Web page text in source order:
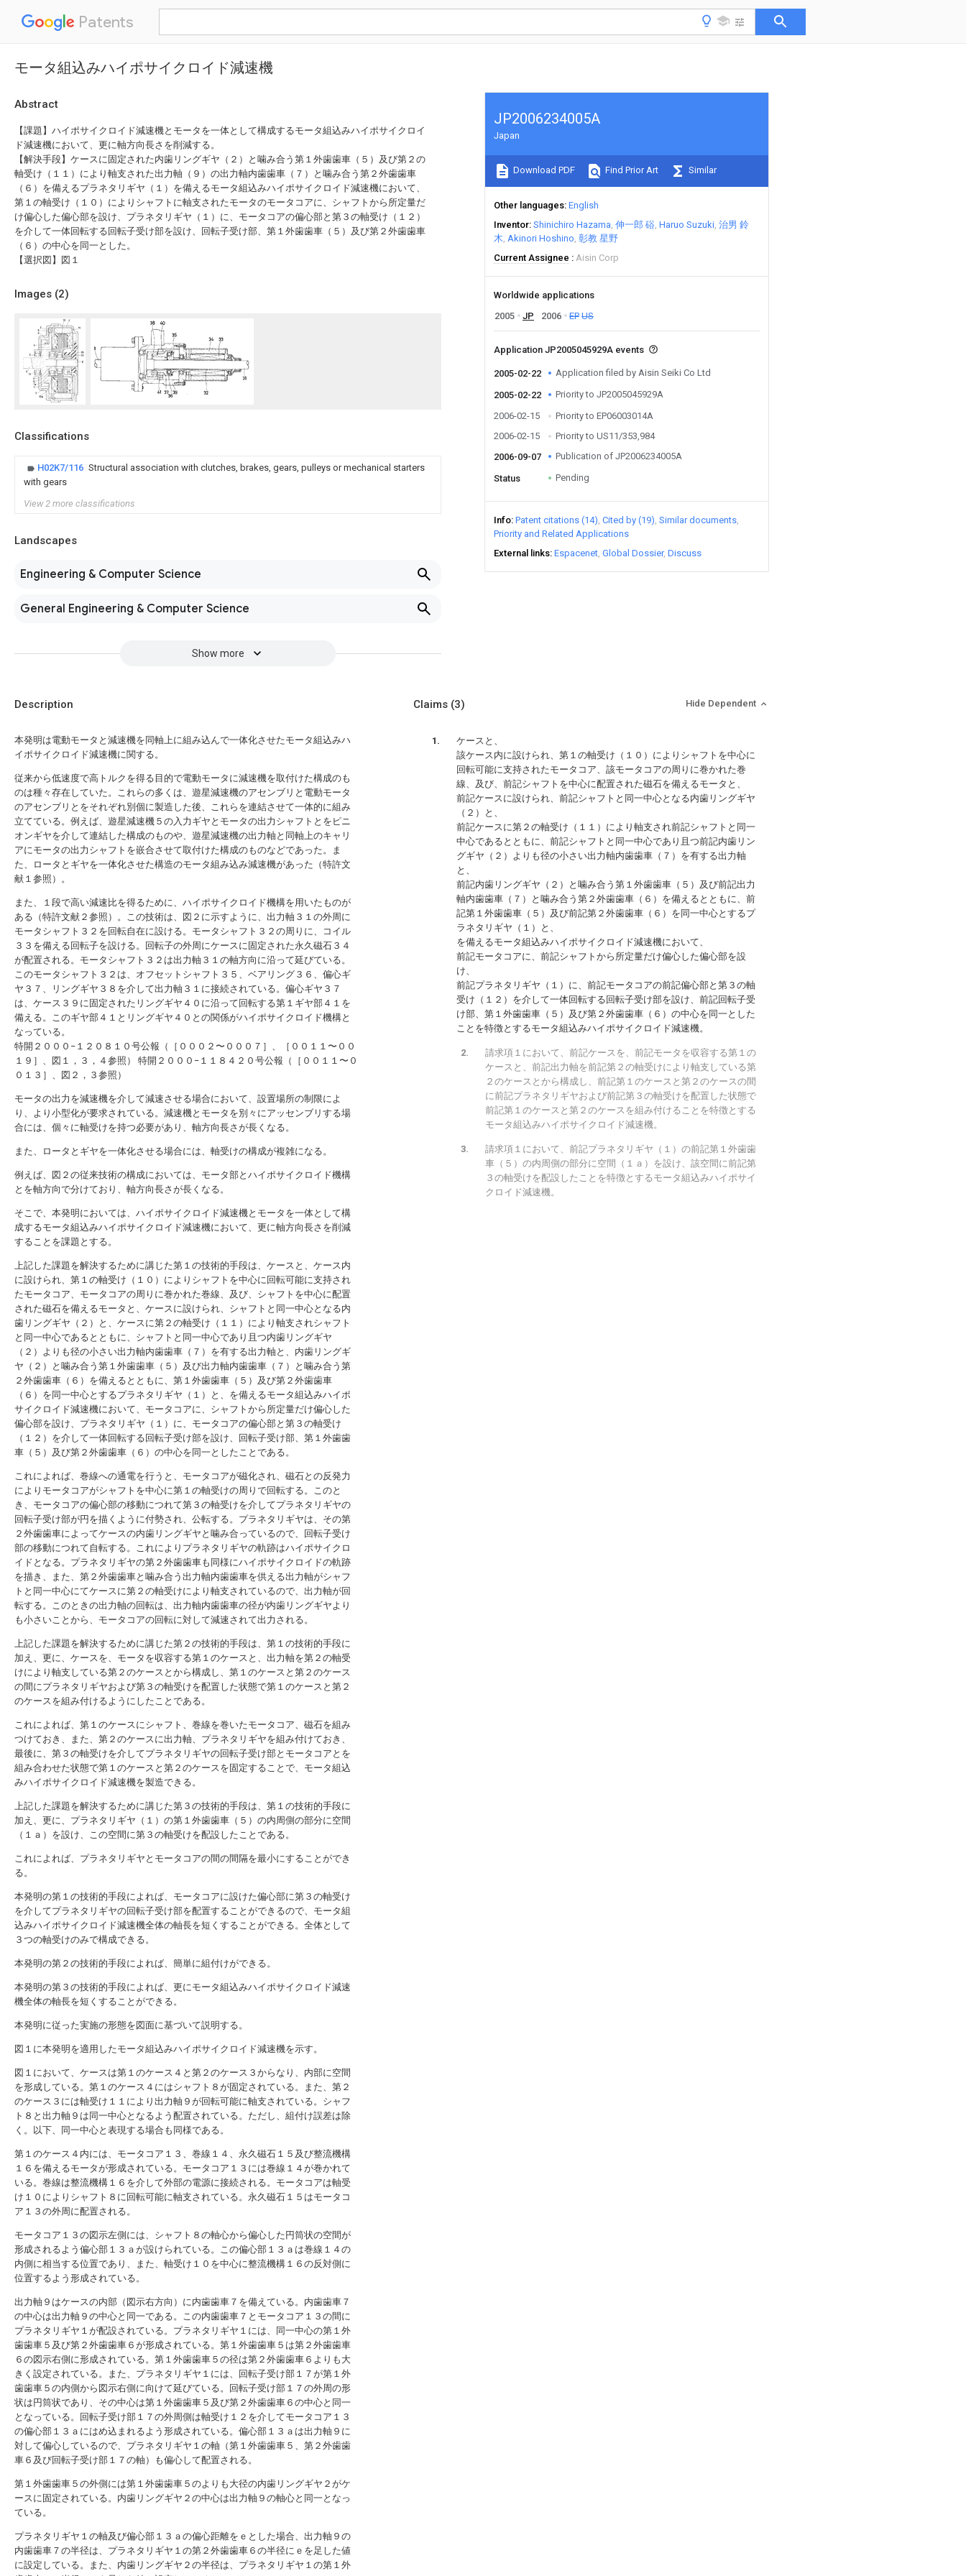
Patents
モータ組込みハイポサイクロイド減速機
Abstract
【課題】ハイポサイクロイド減速機とモータを一体として構成するモータ組込みハイポサイクロイ
ド減速機において、更に軸方向長さを削減する。
【解決手段】ケースに固定された内歯リングギヤ（２）と噛み合う第１外歯歯車（５）及び第２の
軸受け（１１）により軸支された出力軸（９）の出力軸内歯歯車（７）と噛み合う第２外歯歯車
（６）を備えるプラネタリギヤ（１）を備えるモータ組込みハイポサイクロイド減速機において、
第１の軸受け（１０）によりシャフトに軸支されたモータのモータコアに、シャフトから所定量だ
け偏心した偏心部を設け、プラネタリギヤ（１）に、モータコアの偏心部と第３の軸受け（１２）
を介して一体回転する回転子受け部を設け、回転子受け部、第１外歯歯車（５）及び第２外歯歯車
（６）の中心を同一とした。
【選択図】図１
Images (2)
Classifications
H02K7/116 Structural association with clutches, brakes, gears, pulleys or mechanical starters
with gears
View 2 more classifications
Landscapes
Engineering & Computer Science
General Engineering & Computer Science
Show more
JP2006234005A
Japan
Download PDF Find Prior Art Similar
Other languages English
Inventor Shinichiro Hazama 伸一郎 硲 Haruo Suzuki 治男 鈴
木 Akinori Hoshino 彰教 星野
Current Assignee
Aisin Corp
Worldwide applications
2005
JP 2006 EP US
Application JP2005045929A events
2005-02-22 Application filed by Aisin Seiki Co Ltd
2005-02-22
Priority to JP2005045929A
2006-02-15
Priority to EP06003014A
2006-02-15
Priority to US11/353,984
2006-09-07
Publication of JP2006234005A
Status Pending
Info Patent citations (14) Cited by (19) Similar documents
Priority and Related Applications
External links Espacenet Global Dossier Discuss
Description
本発明は電動モータと減速機を同軸上に組み込んで一体化させたモータ組込みハ
イポサイクロイド減速機に関する。
従来から低速度で高トルクを得る目的で電動モータに減速機を取付けた構成のも
のは種々存在していた。これらの多くは、遊星減速機のアセンブリと電動モータ
のアセンブリとをそれぞれ別個に製造した後、これらを連結させて一体的に組み
立てている。例えば、遊星減速機５の入力ギヤとモータの出力シャフトとをピニ
オンギヤを介して連結した構成のものや、遊星減速機の出力軸と同軸上のキャリ
アにモータの出力シャフトを嵌合させて取付けた構成のものなどであった。ま
た、ロータとギヤを一体化させた構造のモータ組み込み減速機があった（特許文
献１参照）。
また、１段で高い減速比を得るために、ハイポサイクロイド機構を用いたものが
ある（特許文献２参照）。この技術は、図２に示すように、出力軸３１の外周に
モータシャフト３２を回転自在に設ける。モータシャフト３２の周りに、コイル
３３を備える回転子を設ける。回転子の外周にケースに固定された永久磁石３４
が配置される。モータシャフト３２は出力軸３１の軸方向に沿って延びている。
このモータシャフト３２は、オフセットシャフト３５、ベアリング３６、偏心ギ
ヤ３７、リングギヤ３８を介して出力軸３１に接続されている。偏心ギヤ３７
は、ケース３９に固定されたリングギヤ４０に沿って回転する第１ギヤ部４１を
備える。このギヤ部４１とリングギヤ４０との関係がハイポサイクロイド機構と
なっている。
特開２０００−１２０８１０号公報（［０００２〜０００７］、［００１１〜００
１９］、図１，３，４参照）
特開２０００−１１８４２０号公報（［００１１〜０
０１３］、図２，３参照）
モータの出力を減速機を介して減速させる場合において、設置場所の制限によ
り、より小型化が要求されている。減速機とモータを別々にアッセンブリする場
合には、個々に軸受けを持つ必要があり、軸方向長さが長くなる。
また、ロータとギヤを一体化させる場合には、軸受けの構成が複雑になる。
例えば、図２の従来技術の構成においては、モータ部とハイポサイクロイド機構
とを軸方向で分けており、軸方向長さが長くなる。
そこで、本発明においては、ハイポサイクロイド減速機とモータを一体として構
成するモータ組込みハイポサイクロイド減速機において、更に軸方向長さを削減
することを課題とする。
上記した課題を解決するために講じた第１の技術的手段は、ケースと、ケース内
に設けられ、第１の軸受け（１０）によりシャフトを中心に回転可能に支持され
たモータコア、モータコアの周りに巻かれた巻線、及び、シャフトを中心に配置
された磁石を備えるモータと、ケースに設けられ、シャフトと同一中心となる内
歯リングギヤ（２）と、ケースに第２の軸受け（１１）により軸支されシャフト
と同一中心であるとともに、シャフトと同一中心であり且つ内歯リングギヤ
（２）よりも径の小さい出力軸内歯歯車（７）を有する出力軸と、内歯リングギ
ヤ（２）と噛み合う第１外歯歯車（５）及び出力軸内歯歯車（７）と噛み合う第
２外歯歯車（６）を備えるとともに、第１外歯歯車（５）及び第２外歯歯車
（６）を同一中心とするプラネタリギヤ（１）と、を備えるモータ組込みハイポ
サイクロイド減速機において、モータコアに、シャフトから所定量だけ偏心した
偏心部を設け、プラネタリギヤ（１）に、モータコアの偏心部と第３の軸受け
（１２）を介して一体回転する回転子受け部を設け、回転子受け部、第１外歯歯
車（５）及び第２外歯歯車（６）の中心を同一としたことである。
これによれば、巻線への通電を行うと、モータコアが磁化され、磁石との反発力
によりモータコアがシャフトを中心に第１の軸受けの周りで回転する。このと
き、モータコアの偏心部の移動につれて第３の軸受けを介してプラネタリギヤの
回転子受け部が円を描くように付勢され、公転する。プラネタリギヤは、その第
２外歯歯車によってケースの内歯リングギヤと噛み合っているので、回転子受け
部の移動につれて自転する。これによりプラネタリギヤの軌跡はハイポサイクロ
イドとなる。プラネタリギヤの第２外歯歯車も同様にハイポサイクロイドの軌跡
を描き、また、第２外歯歯車と噛み合う出力軸内歯歯車を供える出力軸がシャフ
トと同一中心にてケースに第２の軸受けにより軸支されているので、出力軸が回
転する。このときの出力軸の回転は、出力軸内歯歯車の径が内歯リングギヤより
も小さいことから、モータコアの回転に対して減速されて出力される。
上記した課題を解決するために講じた第２の技術的手段は、第１の技術的手段に
加え、更に、ケースを、モータを収容する第１のケースと、出力軸を第２の軸受
けにより軸支している第２のケースとから構成し、第１のケースと第２のケース
の間にプラネタリギヤおよび第３の軸受けを配置した状態で第１のケースと第２
のケースを組み付けるようにしたことである。
これによれば、第１のケースにシャフト、巻線を巻いたモータコア、磁石を組み
つけておき、また、第２のケースに出力軸、プラネタリギヤを組み付けておき、
最後に、第３の軸受けを介してプラネタリギヤの回転子受け部とモータコアとを
組み合わせた状態で第１のケースと第２のケースを固定することで、モータ組込
みハイポサイクロイド減速機を製造できる。
上記した課題を解決するために講じた第３の技術的手段は、第１の技術的手段に
加え、更に、プラネタリギヤ（１）の第１外歯歯車（５）の内周側の部分に空間
（１ａ）を設け、この空間に第３の軸受けを配設したことである。
これによれば、プラネタリギヤとモータコアの間の間隔を最小にすることができ
る。
本発明の第１の技術的手段によれば、モータコアに設けた偏心部に第３の軸受け
を介してプラネタリギヤの回転子受け部を配置することができるので、モータ組
込みハイポサイクロイド減速機全体の軸長を短くすることができる。全体として
３つの軸受けのみで構成できる。
本発明の第２の技術的手段によれば、簡単に組付けができる。
本発明の第３の技術的手段によれば、更にモータ組込みハイポサイクロイド減速
機全体の軸長を短くすることができる。
本発明に従った実施の形態を図面に基づいて説明する。
図１に本発明を適用したモータ組込みハイポサイクロイド減速機を示す。
図１において、ケースは第１のケース４と第２のケース３からなり、内部に空間
を形成している。第１のケース４にはシャフト８が固定されている。また、第２
のケース３には軸受け１１により出力軸９が回転可能に軸支されている。シャフ
ト８と出力軸９は同一中心となるよう配置されている。ただし、組付け誤差は除
く。以下、同一中心と表現する場合も同様である。
第１のケース４内には、モータコア１３、巻線１４、永久磁石１５及び整流機構
１６を備えるモータが形成されている。モータコア１３には巻線１４が巻かれて
いる。巻線は整流機構１６を介して外部の電源に接続される。モータコアは軸受
け１０によりシャフト８に回転可能に軸支されている。永久磁石１５はモータコ
ア１３の外周に配置される。
モータコア１３の図示左側には、シャフト８の軸心から偏心した円筒状の空間が
形成されるよう偏心部１３ａが設けられている。この偏心部１３ａは巻線１４の
内側に相当する位置であり、また、軸受け１０を中心に整流機構１６の反対側に
位置するよう形成されている。
出力軸９はケースの内部（図示右方向）に内歯歯車７を備えている。内歯歯車７
の中心は出力軸９の中心と同一である。この内歯歯車７とモータコア１３の間に
プラネタリギヤ１が配設されている。プラネタリギヤ１には、同一中心の第１外
歯歯車５及び第２外歯歯車６が形成されている。第１外歯歯車５は第２外歯歯車
６の図示右側に形成されている。第１外歯歯車５の径は第２外歯歯車６よりも大
きく設定されている。また、プラネタリギヤ１には、回転子受け部１７が第１外
歯歯車５の内側から図示右側に向けて延びている。回転子受け部１７の外周の形
状は円筒状であり、その中心は第１外歯歯車５及び第２外歯歯車６の中心と同一
となっている。回転子受け部１７の外周側は軸受け１２を介してモータコア１３
の偏心部１３ａにはめ込まれるよう形成されている。偏心部１３ａは出力軸９に
対して偏心しているので、プラネタリギヤ１の軸（第１外歯歯車５、第２外歯歯
車６及び回転子受け部１７の軸）も偏心して配置される。
第１外歯歯車５の外側には第１外歯歯車５のよりも大径の内歯リングギヤ２がケ
ースに固定されている。内歯リングギヤ２の中心は出力軸９の軸心と同一となっ
ている。
プラネタリギヤ１の軸及び偏心部１３ａの偏心距離をｅとした場合、出力軸９の
内歯歯車７の半径は、プラネタリギヤ１の第２外歯歯車６の半径にｅを足した値
に設定している。また、内歯リングギヤ２の半径は、プラネタリギヤ１の第１外
Claims (3) Hide Dependent
ケースと、
該ケース内に設けられ、第１の軸受け（１０）によりシャフトを中心に
回転可能に支持されたモータコア、該モータコアの周りに巻かれた巻
線、及び、前記シャフトを中心に配置された磁石を備えるモータと、
前記ケースに設けられ、前記シャフトと同一中心となる内歯リングギヤ
（２）と、
前記ケースに第２の軸受け（１１）により軸支され前記シャフトと同一
中心であるとともに、前記シャフトと同一中心であり且つ前記内歯リン
グギヤ（２）よりも径の小さい出力軸内歯歯車（７）を有する出力軸
と、
前記内歯リングギヤ（２）と噛み合う第１外歯歯車（５）及び前記出力
軸内歯歯車（７）と噛み合う第２外歯歯車（６）を備えるとともに、前
記第１外歯歯車（５）及び前記第２外歯歯車（６）を同一中心とするプ
ラネタリギヤ（１）と、
を備えるモータ組込みハイポサイクロイド減速機において、
前記モータコアに、前記シャフトから所定量だけ偏心した偏心部を設
け、
前記プラネタリギヤ（１）に、前記モータコアの前記偏心部と第３の軸
受け（１２）を介して一体回転する回転子受け部を設け、前記回転子受
け部、第１外歯歯車（５）及び第２外歯歯車（６）の中心を同一とした
ことを特徴とするモータ組込みハイポサイクロイド減速機。
請求項１において、前記ケースを、前記モータを収容する第１の
ケースと、前記出力軸を前記第２の軸受けにより軸支している第
２のケースとから構成し、前記第１のケースと第２のケースの間
に前記プラネタリギヤおよび前記第３の軸受けを配置した状態で
前記第１のケースと第２のケースを組み付けることを特徴とする
モータ組込みハイポサイクロイド減速機。
請求項１において、前記プラネタリギヤ（１）の前記第１外歯歯
車（５）の内周側の部分に空間（１ａ）を設け、該空間に前記第
３の軸受けを配設したことを特徴とするモータ組込みハイポサイ
クロイド減速機。